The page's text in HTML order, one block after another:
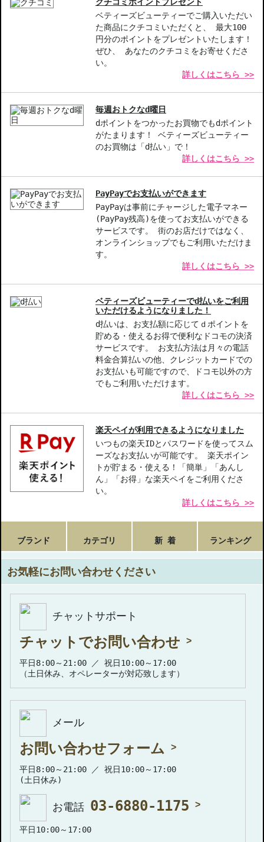
乾燥や肌のつっぱりが気になる方
保湿力が高く、軽いテクスチャーの美容液を探している方
うるおい 美白 低刺激･敏感肌
ベティーズビューティーでご購入いただい
た商品にクチコミいただくと、 最大100
円分のポイントをプレゼントいたします！
ぜひ、 あなたのクチコミをお寄せくださ
い。
詳しくはこちら >>
毎週おトクなd曜日
dポイントをつかったお買物でもdポイント
がたまります！ ベティーズビューティー
のお買物は「d払い」で！
詳しくはこちら >>
PayPayでお支払いができます
PayPayは事前にチャージした電子マネー
(PayPay残高)を使ってお支払いができる
サービスです。 街のお店だけではなく、
オンラインショップでもご利用いただけま
す。
詳しくはこちら >>
ベティーズビューティーでd払いをご利用
いただけるようになりました！
d払いは、お支払額に応じてｄポイントを
貯める・使えるお得で便利なドコモの決済
サービスです。 お支払方法は月々の電話
料金合算払いの他、クレジットカードでの
お支払いも可能ですので、ドコモ以外の方
でもご利用いただけます。
詳しくはこちら >>
楽天ペイが利用できるようになりました
いつもの楽天IDとパスワードを使ってスム
ーズなお支払いが可能です。 楽天ポイン
トが貯まる・使える！「簡単」「あんし
ん」「お得」な楽天ペイをご利用くださ
い。
詳しくはこちら >>
ブランド カテゴリ 新 着 ランキング
お気軽にお問い合わせください
チャットサポート
チャットでお問い合わせ
平日8:00～21:00 ／ 祝日10:00～17:00
（土日休み、オペレーターが対応致します）
メール
お問い合わせフォーム
平日8:00～21:00 ／ 祝日10:00～17:00
(土日休み)
お電話 03-6880-1175
平日10:00～17:00